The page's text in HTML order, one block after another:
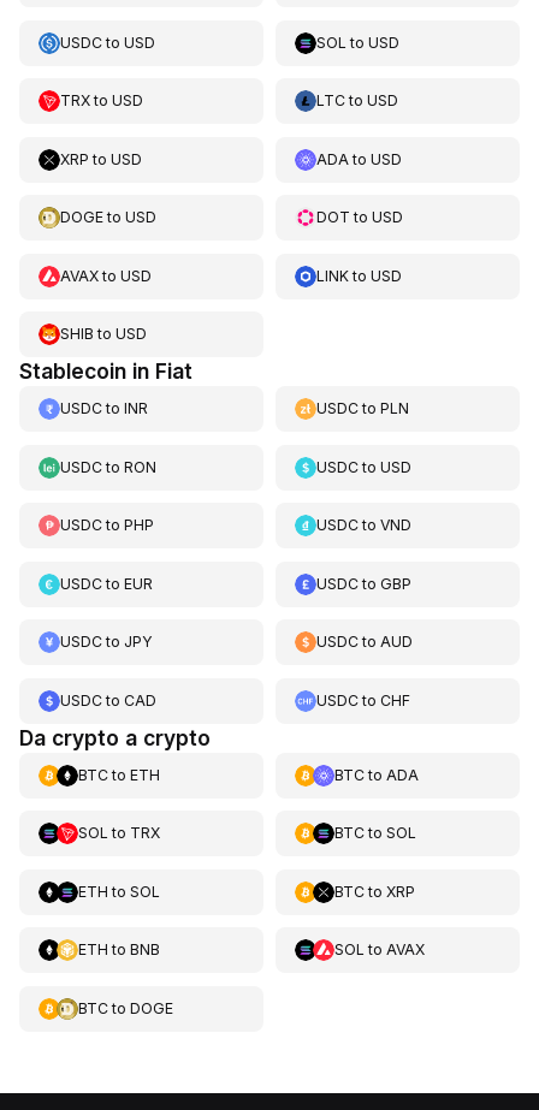
USDCto USD SOL toUSD
TRXto USD LTCtoUSD
XRP to USD ADA toUSD
DOGEto USD DOT toUSD
AVAXto USD LINKtoUSD
SHIB to USD
Stablecoin in Fiat
USDCto INR USDCtoPLN
USDCto RON USDCtoUSD
USDCto PHP USDCtoVND
USDCto EUR USDCtoGBP
USDCto JPY USDCtoAUD
USDCto CAD USDCtoCHF
Da crypto a crypto
BTCto ETH BTCto ADA
SOL to TRX BTCto SOL
ETH to SOL BTCto XRP
ETH to BNB SOL to AVAX
BTCto DOGE